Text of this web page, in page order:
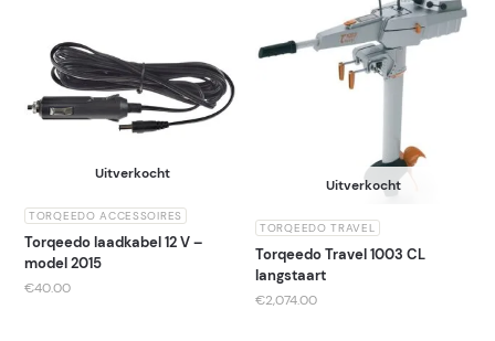
Uitverkocht
TORQEEDO ACCESSOIRES
Torqeedo laadkabel 12 V –
model 2015
€40.00
Uitverkocht
TORQEEDO TRAVEL
Torqeedo Travel 1003 CL
langstaart
€2,074.00